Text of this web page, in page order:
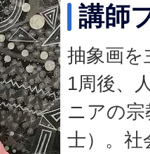
講師
抽象画を
1周後、
ニアの
士）。社